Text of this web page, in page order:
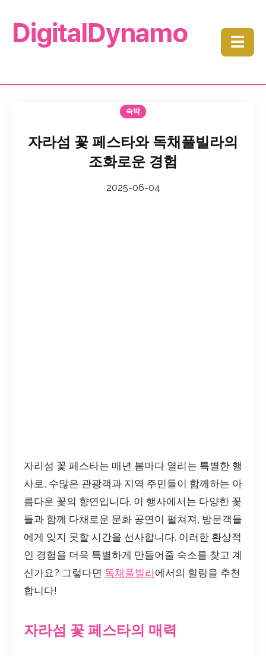
DigitalDynamo ☰
숙박
자라섬 꽃 페스타와 독채풀빌라의
조화로운 경험
2025-06-04
자라섬 꽃 페스타는 매년 봄마다 열리는 특별한 행
사로, 수많은 관광객과 지역 주민들이 함께하는 아
름다운 꽃의 향연입니다. 이 행사에서는 다양한 꽃
들과 함께 다채로운 문화 공연이 펼쳐져, 방문객들
에게 잊지 못할 시간을 선사합니다. 이러한 환상적
인 경험을 더욱 특별하게 만들어줄 숙소를 찾고 계
신가요? 그렇다면 독채풀빌라에서의 힐링을 추천
합니다!
자라섬 꽃 페스타의 매력